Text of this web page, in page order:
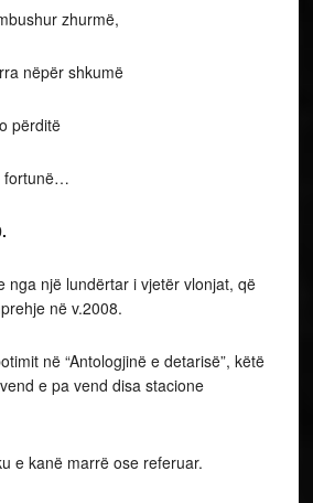
zhurmë,
nëpër shkumë
përditë
fortunë…
nga një lundërtar i vjetër vlonjat, që
në v.2008.
në “Antologjinë e detarisë”, këtë
e pa vend disa stacione
e kanë marrë ose referuar.